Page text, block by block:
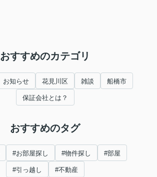
おすすめのカテゴリ
お知らせ 花見川区 雑談 船橋市
保証会社とは？
おすすめのタグ
#お部屋探し #物件探し #部屋
#引っ越し #不動産